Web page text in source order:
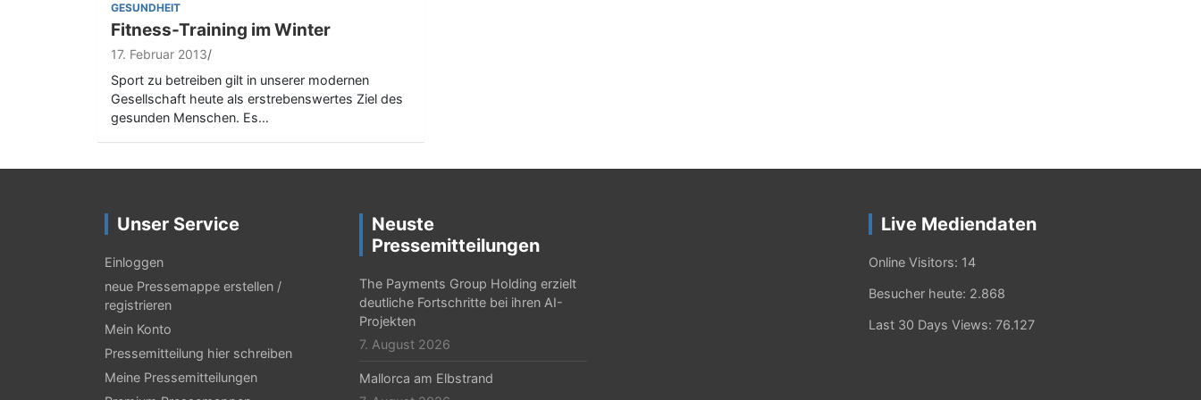
GESUNDHEIT
Fitness-Training im Winter
17. Februar 2013
Sport zu betreiben gilt in unserer modernen
Gesellschaft heute als erstrebenswertes Ziel des
gesunden Menschen. Es…
Unser Service
Einloggen
neue Pressemappe erstellen /
registrieren
Mein Konto
Pressemitteilung hier schreiben
Meine Pressemitteilungen
Neuste
Pressemitteilungen
The Payments Group Holding erzielt
deutliche Fortschritte bei ihren AI-
Projekten
7. August 2026
Mallorca am Elbstrand
Live Mediendaten
Online Visitors: 14
Besucher heute: 2.868
Last 30 Days Views: 76.127